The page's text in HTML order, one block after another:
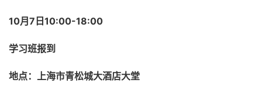
10月7日10:00-18:00
学习班报到
地点：上海市青松城大酒店大堂